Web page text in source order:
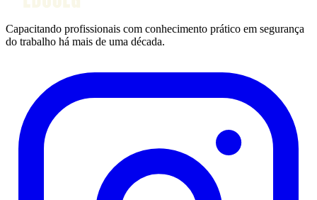
Capacitando profissionais com conhecimento prático em segurança
do trabalho há mais de uma década.